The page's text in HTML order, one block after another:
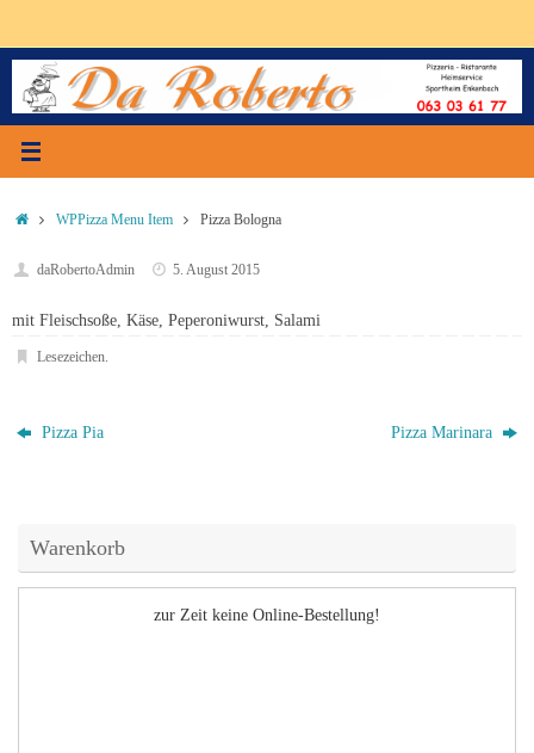
springen
StartWPPizza Menu Item Pizza Bologna
daRobertoAdmin 5. August 2015
mit Fleischsoße, Käse, Peperoniwurst, Salami
Lesezeichen.
Pizza Pia Pizza Marinara
Warenkorb
zur Zeit keine Online-Bestellung!